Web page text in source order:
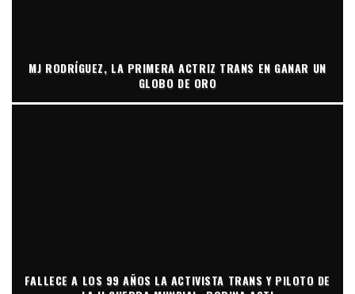
MJ RODRÍGUEZ, LA PRIMERA ACTRIZ TRANS EN GANAR UN
GLOBO DE ORO
FALLECE A LOS 99 AÑOS LA ACTIVISTA TRANS Y PILOTO DE